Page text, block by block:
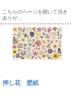
こちらのページを開いて頂き
ありが...
押し花 壁紙